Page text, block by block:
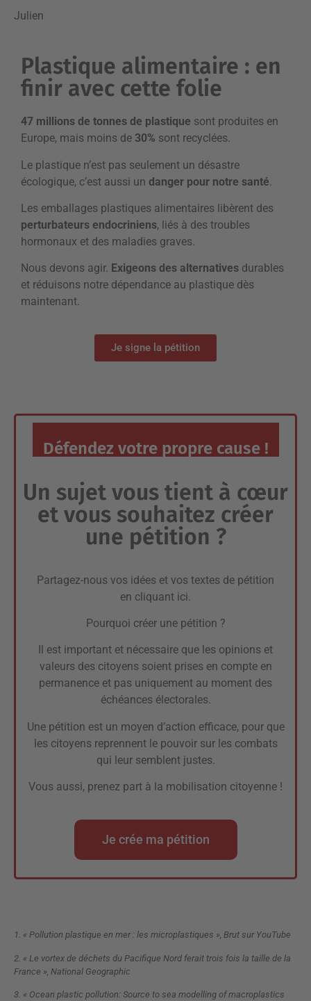
Julien
Plastique alimentaire : en
finir avec cette folie
47 millions de tonnes de plastique sont produites en
Europe, mais moins de 30% sont recyclées.
Le plastique n’est pas seulement un désastre
écologique, c’est aussi un danger pour notre santé.
Les emballages plastiques alimentaires libèrent des
perturbateurs endocriniens, liés à des troubles
hormonaux et des maladies graves.
Nous devons agir. Exigeons des alternatives durables
et réduisons notre dépendance au plastique dès
maintenant.
Je signe la pétition
Défendez votre propre cause !
Un sujet vous tient à cœur
et vous souhaitez créer
une pétition ?
Partagez-nous vos idées et vos textes de pétition
en cliquant ici.
Pourquoi créer une pétition ?
Il est important et nécessaire que les opinions et
valeurs des citoyens soient prises en compte en
permanence et pas uniquement au moment des
échéances électorales.
Une pétition est un moyen d’action efficace, pour que
les citoyens reprennent le pouvoir sur les combats
qui leur semblent justes.
Vous aussi, prenez part à la mobilisation citoyenne !
Je crée ma pétition
1. « Pollution plastique en mer : les microplastiques », Brut sur YouTube
2. « Le vortex de déchets du Pacifique Nord ferait trois fois la taille de la
France », National Geographic
3. « Ocean plastic pollution: Source to sea modelling of macroplastics